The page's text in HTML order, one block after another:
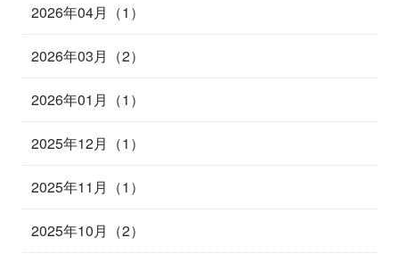
2026年04月（1）
2026年03月（2）
2026年01月（1）
2025年12月（1）
2025年11月（1）
2025年10月（2）